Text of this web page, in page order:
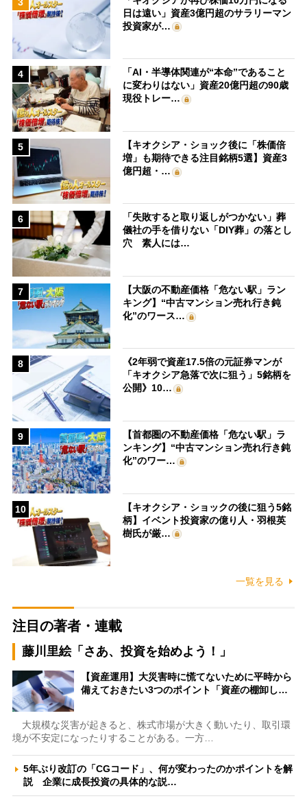
日は遠い」資産3億円超のサラリーマン
投資家が…
4
「AI・半導体関連が“本命”であること
に変わりはない」資産20億円超の90歳
現役トレー…
5
【キオクシア・ショック後に「株価倍
増」も期待できる注目銘柄5選】資産3
億円超・…
6
「失敗すると取り返しがつかない」葬
儀社の手を借りない「DIY葬」の落とし
穴 素人には…
7
【大阪の不動産価格「危ない駅」ラン
キング】“中古マンション売れ行き鈍
化”のワース…
8
《2年弱で資産17.5倍の元証券マンが
「キオクシア急落で次に狙う」5銘柄を
公開》10…
9
【首都圏の不動産価格「危ない駅」ラ
ンキング】“中古マンション売れ行き鈍
化”のワー…
10
【キオクシア・ショックの後に狙う5銘
柄】イベント投資家の億り人・羽根英
樹氏が厳…
一覧を見る
注目の著者・連載
藤川里絵「さあ、投資を始めよう！」
【資産運用】大災害時に慌てないために平時から
備えておきたい3つのポイント「資産の棚卸し…
大規模な災害が起きると、株式市場が大きく動いたり、取引環
境が不安定になったりすることがある。一方…
5年ぶり改訂の「CGコード」、何が変わったのかポイントを解
説 企業に成長投資の具体的な説…